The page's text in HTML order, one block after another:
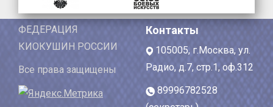
ФЕДЕРАЦИЯ
КИОКУШИН РОССИИ
Все права защищены
Контакты
105005, г.Москва, ул.
Радио, д.7, стр.1, оф.312
89996782528